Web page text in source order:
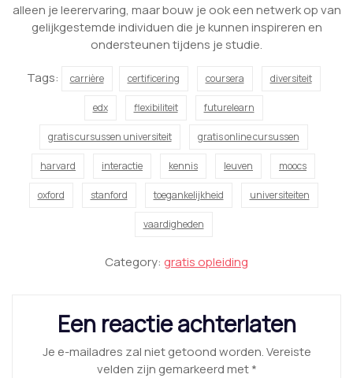
alleen je leerervaring, maar bouw je ook een netwerk op van
gelijkgestemde individuen die je kunnen inspireren en
ondersteunen tijdens je studie.
Tags:
carrière certificering coursera diversiteit
edx flexibiliteit futurelearn
gratis cursussen universiteit gratis online cursussen
harvard interactie kennis leuven moocs
oxford stanford toegankelijkheid universiteiten
vaardigheden
Category: gratis opleiding
Een reactie achterlaten
Je e-mailadres zal niet getoond worden.Vereiste
velden zijn gemarkeerd met*